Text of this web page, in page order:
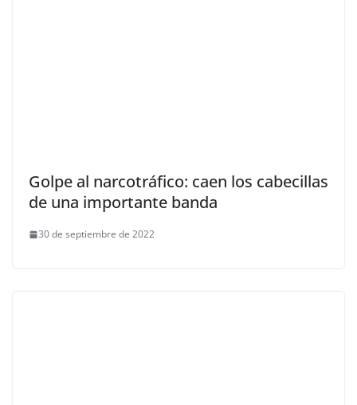
Golpe al narcotráfico: caen los cabecillas
de una importante banda
30 de septiembre de 2022